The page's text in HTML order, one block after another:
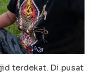
terdekat. Di pusat